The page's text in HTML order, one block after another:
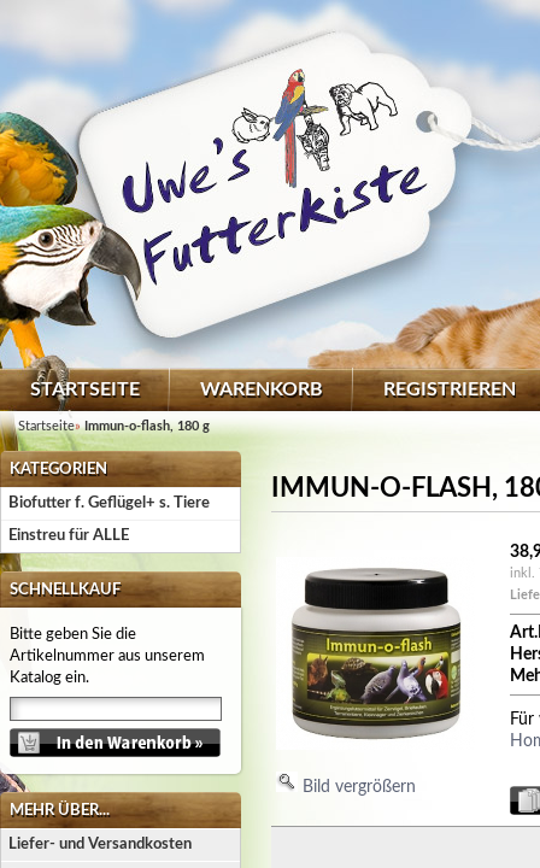
STARTSEITE WARENKORB REGISTRIEREN
Startseite»Immun-o-flash, 180 g
KATEGORIEN
Biofutter f. Geflügel+ s. Tiere
Einstreu für ALLE
SCHNELLKAUF
Bitte geben Sie die
Artikelnummer aus unserem
Katalog ein.
MEHR ÜBER...
Liefer- und Versandkosten
IMMUN-O-FLASH,
Bild vergrößern
inkl.